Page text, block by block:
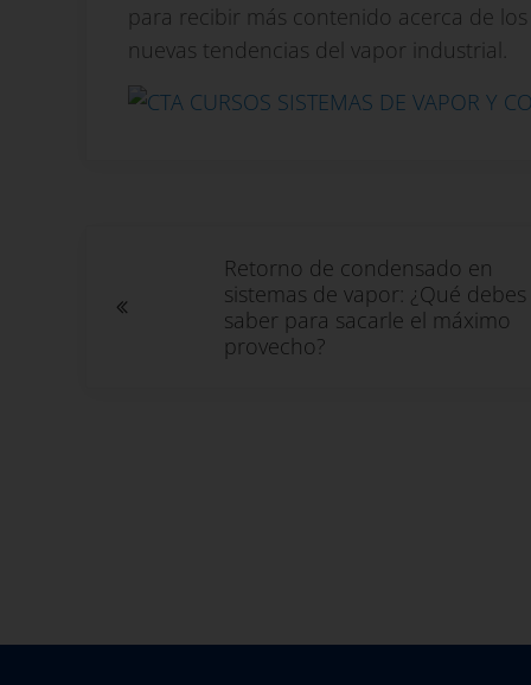
para recibir más contenido acerca de
nuevas tendencias del vapor industrial.
Retorno de condensado en
sistemas de vapor: ¿Qué debes
saber para sacarle el máximo
provecho?